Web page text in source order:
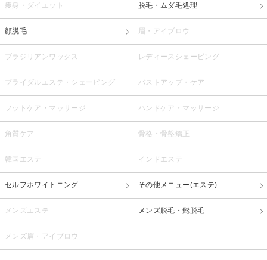
痩身・ダイエット 脱毛・ムダ毛処理
顔脱毛 眉・アイブロウ
ブラジリアンワックス レディースシェービング
ブライダルエステ・シェービング バストアップ・ケア
フットケア・マッサージ ハンドケア・マッサージ
角質ケア 骨格・骨盤矯正
韓国エステ インドエステ
セルフホワイトニング その他メニュー(エステ)
メンズエステ メンズ脱毛・髭脱毛
メンズ眉・アイブロウ